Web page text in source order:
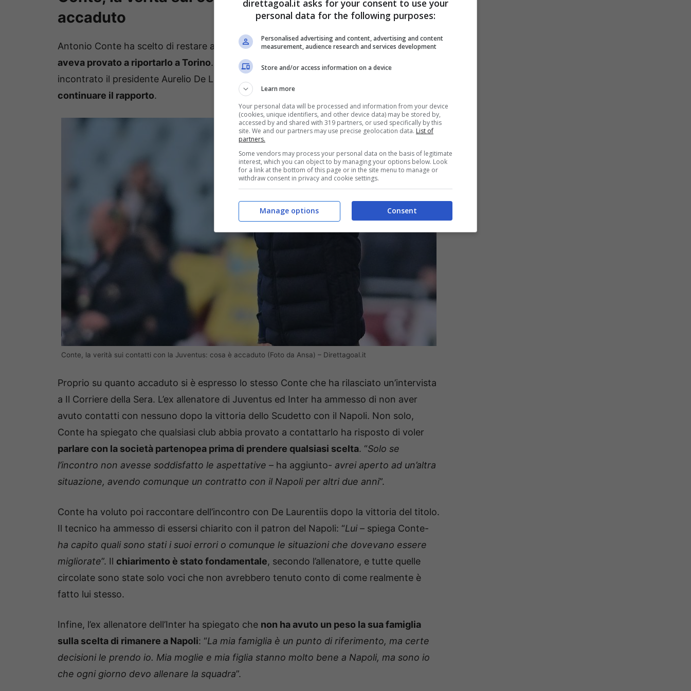
accaduto
Antonio Conte ha scelto di restare al Napoli, nonostante le avances dellaJuventus che
aveva provato a riportarlo a Torino. Al termine della stagione, l’allenatore salentino ha
incontrato il presidente Aurelio De Laurentiis e le due parti hanno
continuare il rapporto.
Conte, la verità sui contatti con la Juventus: cosa è accaduto (Foto da Ansa) – Direttagoal.it
Proprio su quanto accaduto si è espresso lo stesso Conte che ha rilasciato un’intervista
a Il Corriere della Sera. L’ex allenatore di Juventus ed Inter ha ammesso di non aver
avuto contatti con nessuno dopo la vittoria dello Scudetto con il Napoli. Non solo,
Conte ha spiegato che qualsiasi club abbia provato a contattarlo ha risposto di voler
parlare con la società partenopea prima di prendere qualsiasi scelta. “Solo se
l’incontro non avesse soddisfatto le aspettative – ha aggiunto- avrei aperto ad un’altra
situazione, avendo comunque un contratto con il Napoli per altri due anni”.
Conte ha voluto poi raccontare dell’incontro con De Laurentiis dopo la vittoria del titolo.
Il tecnico ha ammesso di essersi chiarito con il patron del Napoli: “Lui– spiega Conte-
ha capito quali sono stati i suoi errori o comunque le situazioni che dovevano essere
migliorate”. Il chiarimento è stato fondamentale, secondo l’allenatore, e tutte quelle
circolate sono state solo voci che non avrebbero tenuto conto di come realmente è
fatto lui stesso.
Infine, l’ex allenatore dell’Inter ha spiegato che non ha avuto un peso la sua famiglia
sulla scelta di rimanere a Napoli: “La mia famiglia è un punto di riferimento, ma certe
decisioni le prendo io. Mia moglie e mia figlia stanno molto bene a Napoli, ma sono io
che ogni giorno devo allenare la squadra”.
direttagoal.it asks for your consent to use your
personal data for the following purposes:
Personalised advertising and content, advertising and content
measurement, audience research and services development
Store and/or access information on a device
Learn more
Your personal data will be processed and information from your device
(cookies, unique identifiers, and other device data) may be stored by,
accessed by and shared with 319 partners, or used specifically by this
site. We and our partners may use precise geolocation data. List of
partners.
Some vendors may process your personal data on the basis of legitimate
interest, which you can object to by managing your options below. Look
for a link at the bottom of this page or in the site menu to manage or
withdraw consent in privacy and cookie settings.
Consent
Manage options